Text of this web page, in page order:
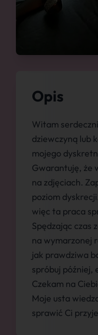
Opis
Witam
dziewczyną lub
mojego
Gwarantuję, że
na zdjęciach.
poziom
więc ta praca
Spędzając czas
na wymarzonej
jak prawdziwa
spróbuj później,
Czekam na
Moje usta
sprawić Ci